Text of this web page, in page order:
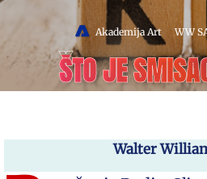
Akademija Art WW
ŠTO JE
Walter